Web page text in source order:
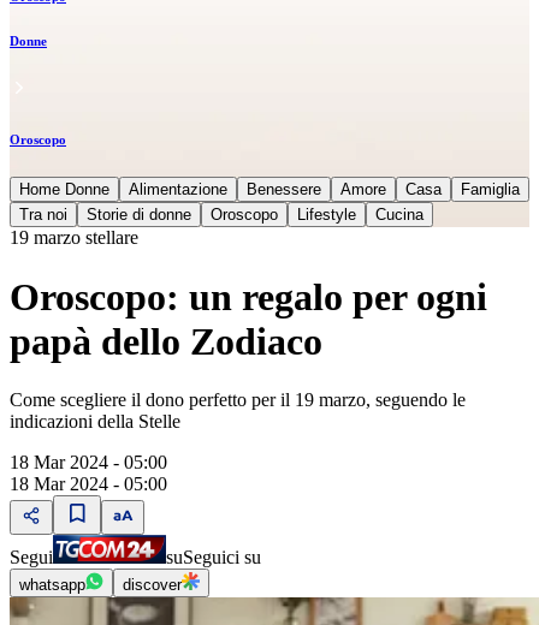
Donne
Oroscopo
Home Donne Alimentazione Benessere Amore Casa
Famiglia
Tra noi
Storie di donne Oroscopo Lifestyle Cucina
19 marzo stellare
Oroscopo: un regalo per ogni
papà dello Zodiaco
Come scegliere il dono perfetto per il 19 marzo, seguendo le
indicazioni della Stelle
18 Mar 2024 - 05:00
18 Mar 2024 - 05:00
Segui suSeguici su
whatsapp discover